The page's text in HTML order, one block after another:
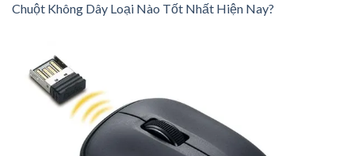
Chuột Không Dây Loại Nào Tốt Nhất Hiện Nay?